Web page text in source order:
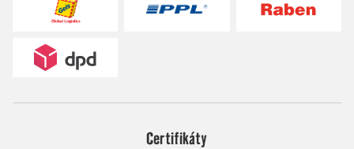
Certifikáty